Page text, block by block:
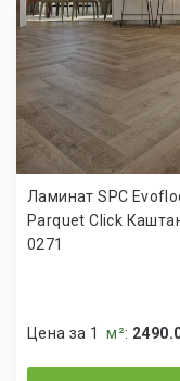
Ламинат SPC
Parquet Click
0271
Цена за 1м²: